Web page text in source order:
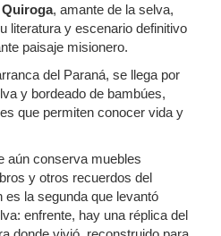
, amante de la selva,
literatura y escenario definitivo
paisaje misionero.
del Paraná, se llega por
y bordeado de bambúes,
que permiten conocer vida y
aún conserva muebles
y otros recuerdos del
la segunda que levantó
enfrente, hay una réplica del